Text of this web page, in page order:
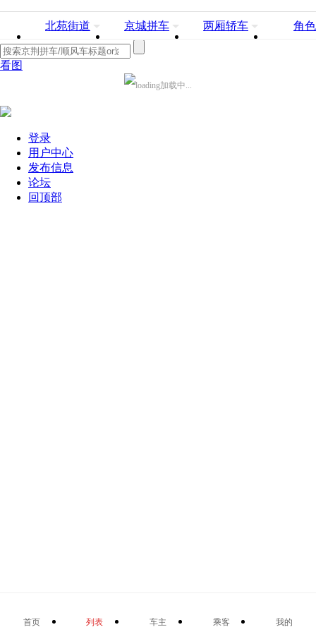
北苑街道 京城拼车 两厢轿车 角色
看图
加载中...
登录
用户中心
发布信息
论坛
回顶部
首页 列表 车主 乘客 我的